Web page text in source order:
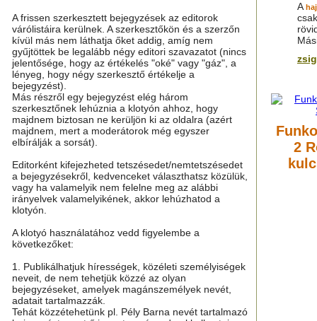
A frissen szerkesztett bejegyzések az editorok
várólistáira kerülnek. A szerkesztőkön és a szerzőn
kívül más nem láthatja őket addig, amíg nem
gyűjtöttek be legalább négy editori szavazatot (nincs
jelentősége, hogy az értékelés "oké" vagy "gáz", a
lényeg, hogy négy szerkesztő értékelje a
bejegyzést).
Más részről egy bejegyzést elég három
szerkesztőnek lehúznia a klotyón ahhoz, hogy
majdnem biztosan ne kerüljön ki az oldalra (azért
majdnem, mert a moderátorok még egyszer
elbírálják a sorsát).
Editorként kifejezheted tetszésedet/nemtetszésedet
a bejegyzésekről, kedvenceket választhatsz közülük,
vagy ha valamelyik nem felelne meg az alábbi
irányelvek valamelyikének, akkor lehúzhatod a
klotyón.
A klotyó használatához vedd figyelembe a
következőket:
1. Publikálhatjuk hírességek, közéleti személyiségek
neveit, de nem tehetjük közzé az olyan
bejegyzéseket, amelyek magánszemélyek nevét,
adatait tartalmazzák.
Tehát közzétehetünk pl. Pély Barna nevét tartalmazó
A
2